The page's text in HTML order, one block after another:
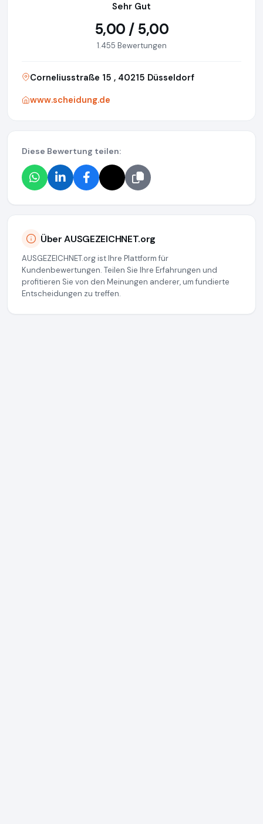
Sehr Gut
5,00 / 5,00
1.455 Bewertungen
Corneliusstraße 15 , 40215 Düsseldorf
www.scheidung.de
Diese Bewertung teilen:
Über AUSGEZEICHNET.org
AUSGEZEICHNET.org ist Ihre Plattform für
Kundenbewertungen. Teilen Sie Ihre Erfahrungen und
profitieren Sie von den Meinungen anderer, um fundierte
Entscheidungen zu treffen.